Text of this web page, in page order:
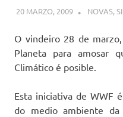
20 MARZO, 2009 NOVAS,
O vindeiro 28 de
Planeta para amosar
Climático é posible.
Esta iniciativa de WWF
do medio ambiente da